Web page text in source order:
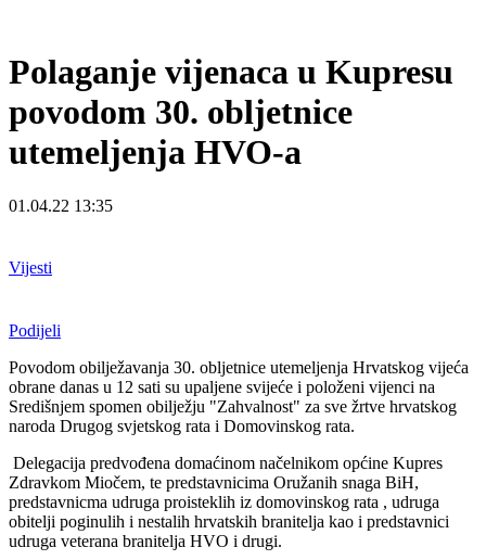
Polaganje vijenaca u Kupresu
povodom 30. obljetnice
utemeljenja HVO-a
01.04.22 13:35
Vijesti
Podijeli
Povodom obilježavanja 30. obljetnice utemeljenja Hrvatskog vijeća
obrane danas u 12 sati su upaljene svijeće i položeni vijenci na
Središnjem spomen obilježju "Zahvalnost" za sve žrtve hrvatskog
naroda Drugog svjetskog rata i Domovinskog rata.
Delegacija predvođena domaćinom načelnikom općine Kupres
Zdravkom Miočem, te predstavnicima Oružanih snaga BiH,
predstavnicma udruga proisteklih iz domovinskog rata , udruga
obitelji poginulih i nestalih hrvatskih branitelja kao i predstavnici
udruga veterana branitelja HVO i drugi.